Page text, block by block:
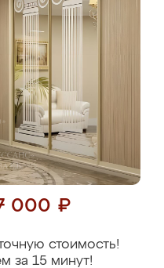
000 ₽
стоимость!
за 15 минут!